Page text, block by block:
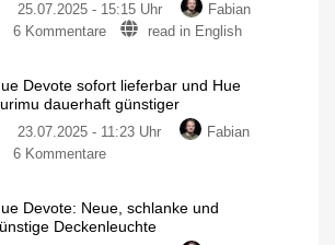
Hue
Tento
Vergleich
Zwei
Deckenleuchten
25.07.2025 - 15:15 Uhr
Fabian
6 Kommentarezu
eure
liebste
Philips
Hue
Erfahrungen
in
die
read in English
Devote sofort lieferbar und Hue
dauerhaft günstiger
23.07.2025 - 11:23 Uhr
Fabian
6 Kommentarezu
sofort
lieferbar
Devote: Neue, schlanke und
Deckenleuchte